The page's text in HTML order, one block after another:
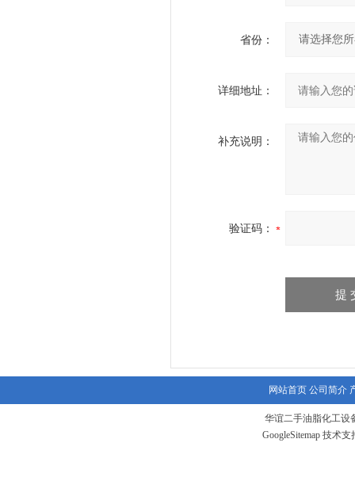
省份：
详细地址：
补充说明：
验证码：
网站首页 公司简介
华谊二手油脂化工设
GoogleSitemap 技术支